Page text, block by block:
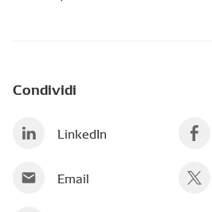
Condividi
LinkedIn
Email